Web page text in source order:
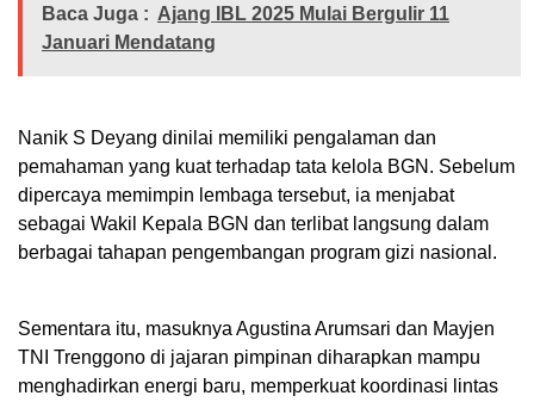
Baca Juga : Ajang IBL 2025 Mulai Bergulir 11
Januari Mendatang
Nanik S Deyang dinilai memiliki pengalaman dan
pemahaman yang kuat terhadap tata kelola BGN. Sebelum
dipercaya memimpin lembaga tersebut, ia menjabat
sebagai Wakil Kepala BGN dan terlibat langsung dalam
berbagai tahapan pengembangan program gizi nasional.
Sementara itu, masuknya Agustina Arumsari dan Mayjen
TNI Trenggono di jajaran pimpinan diharapkan mampu
menghadirkan energi baru, memperkuat koordinasi lintas